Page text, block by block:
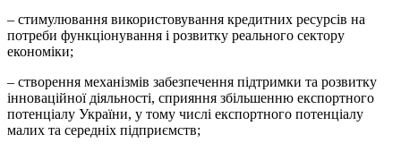
– стимулювання використовування кредитних ресурсів на
потреби функціонування і розвитку реального сектору
економіки;
– створення механізмів забезпечення підтримки та розвитку
інноваційної діяльності, сприяння збільшенню експортного
потенціалу України, у тому числі експортного потенціалу
малих та середніх підприємств;